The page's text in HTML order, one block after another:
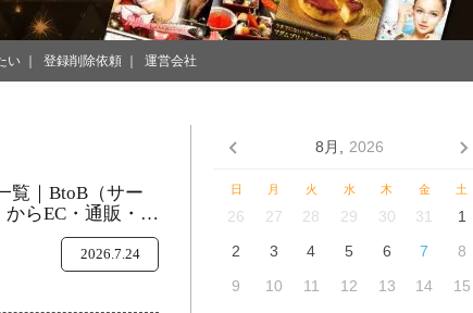
い 登録削除依頼 運営会社
覧｜BtoB（サー
らEC・通販・美
2026.7.24
8月, 2026
日 月 火 水 木 金 土
26 27 28 29 30 31
1
2
3 4 5 6 7
8
9
10 11 12 13 14
15